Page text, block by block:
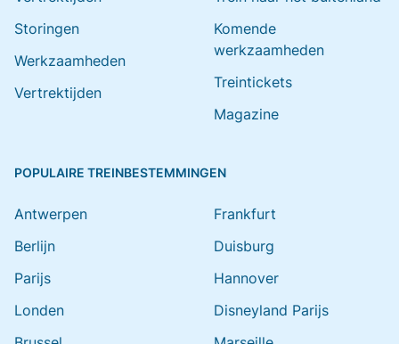
Storingen
Werkzaamheden
Vertrektijden
Komende
werkzaamheden
Treintickets
Magazine
POPULAIRE TREINBESTEMMINGEN
Antwerpen
Berlijn
Parijs
Londen
Frankfurt
Duisburg
Hannover
Disneyland Parijs